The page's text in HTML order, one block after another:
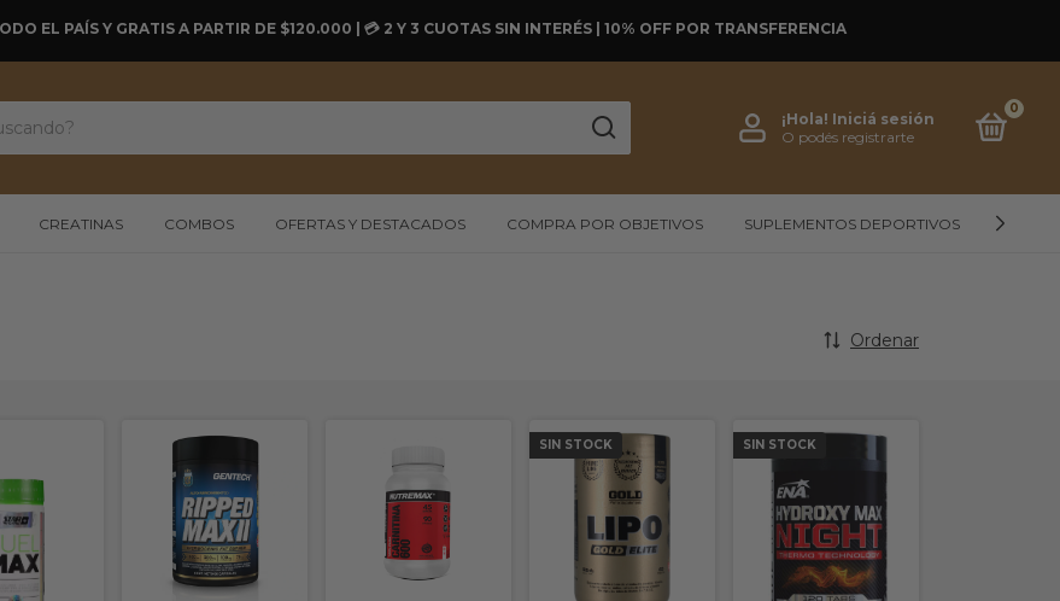
EL PAÍS Y GRATIS A PARTIR DE $120.000 | 💳 2 Y 3 CUOTAS SIN INTERÉS | 10% OFF POR TRANSFERENCIA
¡Hola! Iniciá sesión
O podés registrarte
0
CREATINAS COMBOS OFERTAS Y DESTACADOS COMPRA POR OBJETIVOS SUPLEMENTOS DEPORTIVOS
Ordenar
SIN STOCK SIN STOCK